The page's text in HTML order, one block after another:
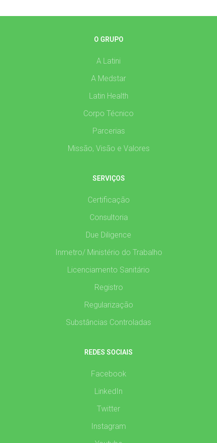
O GRUPO
A Latini
A Medstar
Latin Health
Corpo Técnico
Parcerias
Missão, Visão e Valores
SERVIÇOS
Certificação
Consultoria
Due Diligence
Inmetro/ Ministério do Trabalho
Licenciamento Sanitário
Registro
Regularização
Substâncias Controladas
REDES SOCIAIS
Facebook
LinkedIn
Twitter
Instagram